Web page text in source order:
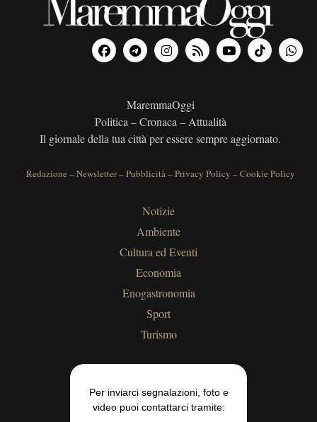
MaremmaOggi
Politica – Cronaca – Attualità
Il giornale della tua città per essere sempre aggiornato.
Redazione –Newsletter–Pubblicità–Privacy Policy –Cookie Policy
Notizie
Ambiente
Cultura ed Eventi
Economia
Enogastronomia
Sport
Turismo
Per inviarci segnalazioni, foto e
video puoi contattarci tramite: